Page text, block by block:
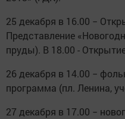
25 декабря в 16.00 −
Представление
пруды). В 18.00 -
26 декабря в 14.00 −
программа (пл. Ленина,
27 декабря в 17.00 −